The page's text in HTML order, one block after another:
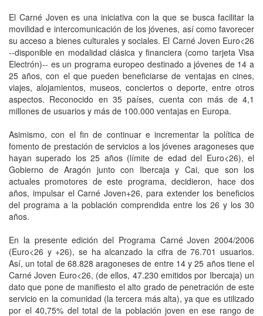
El Carné Joven es una iniciativa con la que se busca facilitar la
movilidad e intercomunicación de los jóvenes, así como favorecer
su acceso a bienes culturales y sociales. El Carné Joven Euro<26
--disponible en modalidad clásica y financiera (como tarjeta Visa
Electrón)-- es un programa europeo destinado a jóvenes de 14 a
25 años, con el que pueden beneficiarse de ventajas en cines,
viajes, alojamientos, museos, conciertos o deporte, entre otros
aspectos. Reconocido en 35 países, cuenta con más de 4,1
millones de usuarios y más de 100.000 ventajas en Europa.
Asimismo, con el fin de continuar e incrementar la política de
fomento de prestación de servicios a los jóvenes aragoneses que
hayan superado los 25 años (límite de edad del Euro<26), el
Gobierno de Aragón junto con Ibercaja y Cai, que son los
actuales promotores de este programa, decidieron, hace dos
años, impulsar el Carné Joven+26, para extender los beneficios
del programa a la población comprendida entre los 26 y los 30
años.
En la presente edición del Programa Carné Joven 2004/2006
(Euro<26 y +26), se ha alcanzado la cifra de 76.701 usuarios.
Así, un total de 68.828 aragoneses de entre 14 y 25 años tiene el
Carné Joven Euro<26, (de ellos, 47.230 emitidos por Ibercaja) un
dato que pone de manifiesto el alto grado de penetración de este
servicio en la comunidad (la tercera más alta), ya que es utilizado
por el 40,75% del total de la población joven en ese rango de